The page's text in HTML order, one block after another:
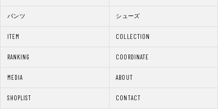
ITEM COLLECTION
RANKING COORDINATE
MEDIA ABOUT
SHOPLIST CONTACT
パンツ シューズ